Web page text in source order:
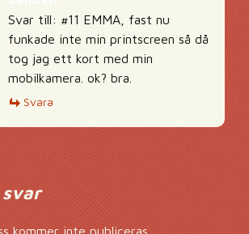
Svar till: #11 EMMA, fast nu
funkade inte min printscreen så då
tog jag ett kort med min
mobilkamera. ok? bra.
Svara
kommer inte publiceras.